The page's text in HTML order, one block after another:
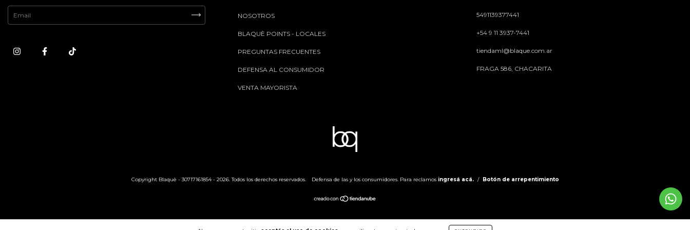
NOSOTROS
BLAQUÈ POINTS - LOCALES
PREGUNTAS FRECUENTES
DEFENSA AL CONSUMIDOR
VENTA MAYORISTA
5491139377441
+54 9 11 3937-7441
tiendaml@blaque.com.ar
FRAGA 586, CHACARITA
Copyright Blaquè - 30717161854 - 2026. Todos los derechos reservados. Defensa de las y los consumidores. Para reclamos ingresá acá. / Botón de arrepentimiento